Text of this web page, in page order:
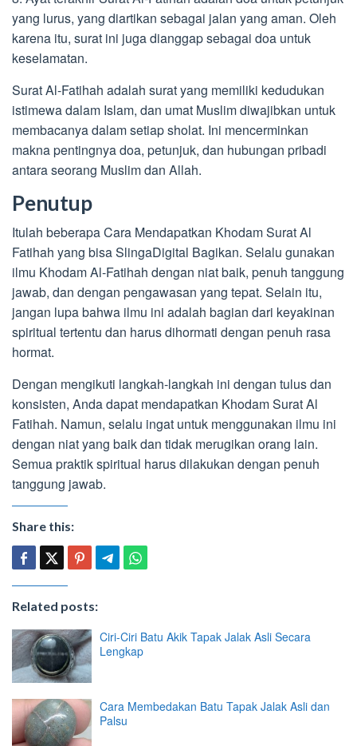
yang lurus, yang diartikan sebagai jalan yang aman. Oleh
karena itu, surat ini juga dianggap sebagai doa untuk
keselamatan.
Surat Al-Fatihah adalah surat yang memiliki kedudukan
istimewa dalam Islam, dan umat Muslim diwajibkan untuk
membacanya dalam setiap sholat. Ini mencerminkan
makna pentingnya doa, petunjuk, dan hubungan pribadi
antara seorang Muslim dan Allah.
Penutup
Itulah beberapa Cara Mendapatkan Khodam Surat Al
Fatihah yang bisa SlingaDigital Bagikan. Selalu gunakan
ilmu Khodam Al-Fatihah dengan niat baik, penuh tanggung
jawab, dan dengan pengawasan yang tepat. Selain itu,
jangan lupa bahwa ilmu ini adalah bagian dari keyakinan
spiritual tertentu dan harus dihormati dengan penuh rasa
hormat.
Dengan mengikuti langkah-langkah ini dengan tulus dan
konsisten, Anda dapat mendapatkan Khodam Surat Al
Fatihah. Namun, selalu ingat untuk menggunakan ilmu ini
dengan niat yang baik dan tidak merugikan orang lain.
Semua praktik spiritual harus dilakukan dengan penuh
tanggung jawab.
Share this:
Related posts:
Ciri-Ciri Batu Akik Tapak Jalak Asli Secara
Lengkap
Cara Membedakan Batu Tapak Jalak Asli dan
Palsu